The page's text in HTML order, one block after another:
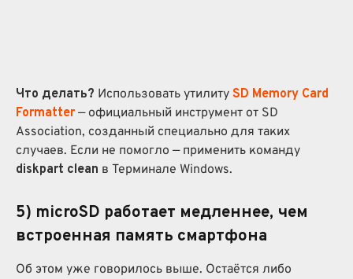
Что делать? Использовать утилиту SD Memory Card
Formatter — официальный инструмент от SD
Association, созданный специально для таких
случаев. Если не помогло — применить команду
diskpart clean в Терминале Windows.
5) microSD работает медленнее, чем
встроенная память смартфона
Об этом уже говорилось выше. Остаётся либо